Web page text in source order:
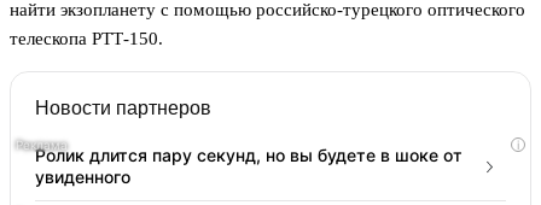
найти экзопланету с помощью российско-турецкого оптического
телескопа РТТ-150.
Новости партнеров
i
Ролик длится пару секунд, но вы будете в шоке от
увиденного